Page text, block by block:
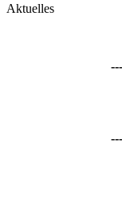
Aktuelles